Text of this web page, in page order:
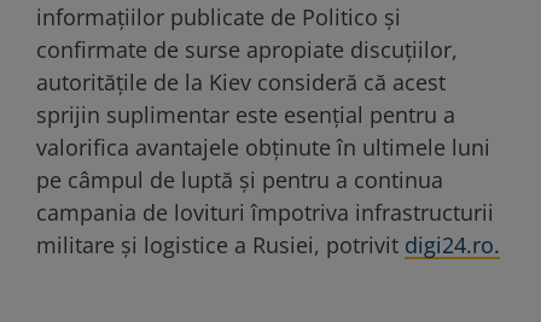
informațiilor publicate de Politico și
confirmate de surse apropiate discuțiilor,
autoritățile de la Kiev consideră că acest
sprijin suplimentar este esențial pentru a
valorifica avantajele obținute în ultimele luni
pe câmpul de luptă și pentru a continua
campania de lovituri împotriva infrastructurii
militare și logistice a Rusiei, potrivit digi24.ro.